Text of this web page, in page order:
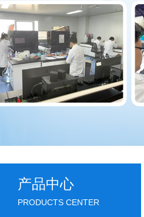
产品中心
PRODUCTS CENTER